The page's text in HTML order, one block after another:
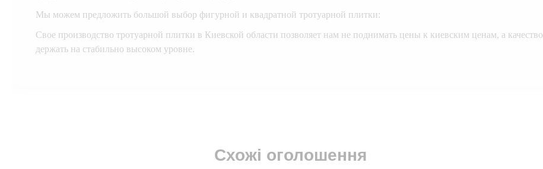
Мы можем предложить большой выбор фигурной и квадратной тротуарной плитки:
Свое производство тротуарной плитки в Киевской области позволяет нам не поднимать цены к киевским ценам, а качество
держать на стабильно высоком уровне.
Схожі оголошення